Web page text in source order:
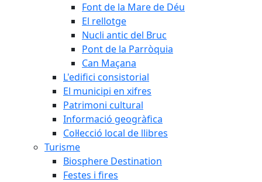
Font de la Mare de Déu
El rellotge
Nucli antic del Bruc
Pont de la Parròquia
Can Maçana
L'edifici consistorial
El municipi en xifres
Patrimoni cultural
Informació geogràfica
Col·lecció local de llibres
Turisme
Biosphere Destination
Festes i fires